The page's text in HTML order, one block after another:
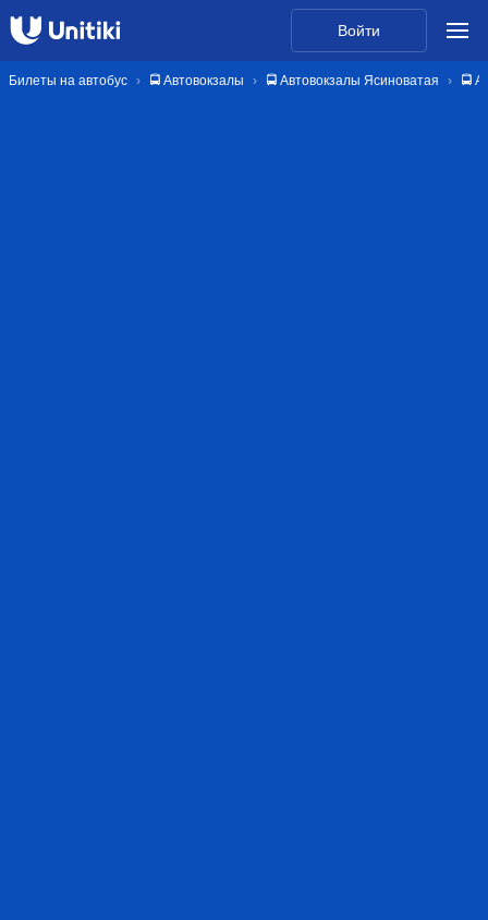
Войти
Билеты на автобус 🚍 Автовокзалы 🚍 Автовокзалы Ясиноватая 🚍